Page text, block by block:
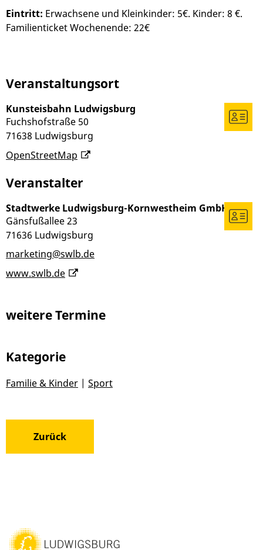
Eintritt: Erwachsene und Kleinkinder: 5€. Kinder: 8 €.
Familienticket Wochenende: 22€
Veranstaltungsort
Kunsteisbahn Ludwigsburg
Fuchshofstraße 50
71638 Ludwigsburg
OpenStreetMap
Veranstalter
Stadtwerke Ludwigsburg-Kornwestheim GmbH
Gänsfußallee 23
71636 Ludwigsburg
marketing@swlb.de
www.swlb.de
weitere Termine
Kategorie
Familie & Kinder | Sport
Zurück